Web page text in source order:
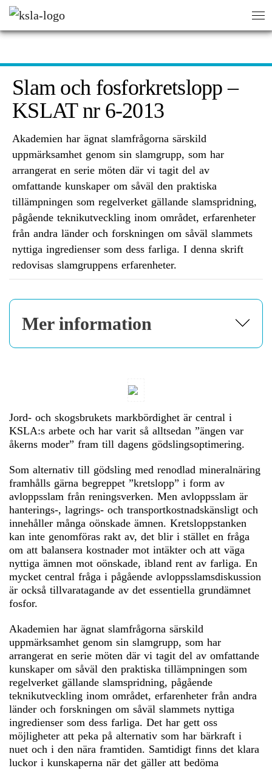
HEM
Slam och fosforkretslopp –
KSLAT nr 6-2013
Akademien har ägnat slamfrågorna särskild
uppmärksamhet genom sin slamgrupp, som har
arrangerat en serie möten där vi tagit del av
omfattande kunskaper om såväl den praktiska
tillämpningen som regelverket gällande slamspridning,
pågående teknikutveckling inom området, erfarenheter
från andra länder och forskningen om såväl slammets
nyttiga ingredienser som dess farliga. I denna skrift
redovisas slamgruppens erfarenheter.
Mer information
Jord- och skogsbrukets markbördighet är central i
KSLA:s arbete och har varit så alltsedan ”ängen var
åkerns moder” fram till dagens gödslingsoptimering.
Som alternativ till gödsling med renodlad mineralnäring
framhålls gärna begreppet ”kretslopp” i form av
avloppsslam från reningsverken. Men avloppsslam är
hanterings-, lagrings- och transportkostnadskänsligt och
innehåller många oönskade ämnen. Kretsloppstanken
kan inte genomföras rakt av, det blir i stället en fråga
om att balansera kostnader mot intäkter och att väga
nyttiga ämnen mot oönskade, ibland rent av farliga. En
mycket central fråga i pågående avloppsslamsdiskussion
är också tillvaratagande av det essentiella grundämnet
fosfor.
Akademien har ägnat slamfrågorna särskild
uppmärksamhet genom sin slamgrupp, som har
arrangerat en serie möten där vi tagit del av omfattande
kunskaper om såväl den praktiska tillämpningen som
regelverket gällande slamspridning, pågående
teknikutveckling inom området, erfarenheter från andra
länder och forskningen om såväl slammets nyttiga
ingredienser som dess farliga. Det har gett oss
möjligheter att peka på alternativ som har bärkraft i
nuet och i den nära framtiden. Samtidigt finns det klara
luckor i kunskaperna när det gäller att bedöma